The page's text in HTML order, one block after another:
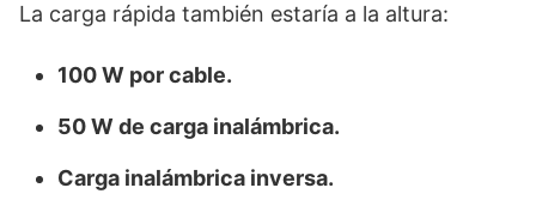
La carga rápida también estaría a la altura:
100 W por cable.
50 W de carga inalámbrica.
Carga inalámbrica inversa.